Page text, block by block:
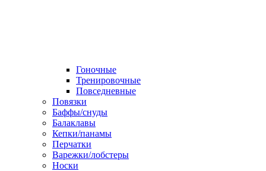
Гоночные
Тренировочные
Повседневные
Повязки
Баффы/снуды
Балаклавы
Кепки/панамы
Перчатки
Варежки/лобстеры
Носки